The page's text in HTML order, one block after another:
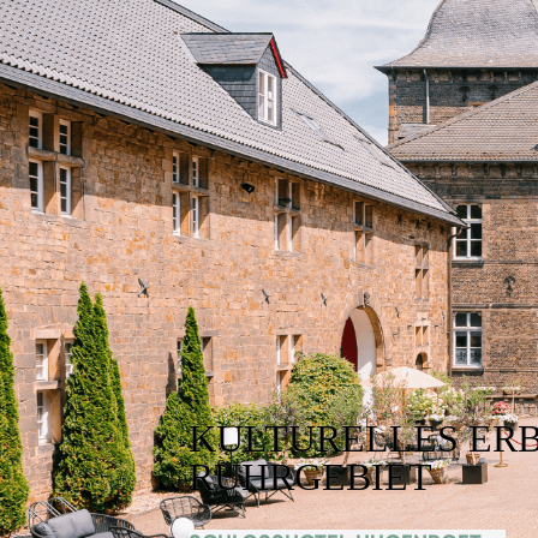
KULTURELLES
RUHRGEBIET